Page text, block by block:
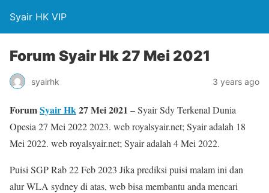
Syair HK VIP
Forum Syair Hk 27 Mei 2021
syairhk 3 years ago
ForumSyair Hk27 Mei 2021 – Syair Sdy Terkenal Dunia
Opesia 27 Mei 2022 2023. web royalsyair.net; Syair adalah 18
Mei 2022. web royalsyair.net; Syair adalah 4 Mei 2022.
Puisi SGP Rab 22 Feb 2023 Jika prediksi puisi malam ini dan
alur WLA sydney di atas, web bisa membantu anda mencari